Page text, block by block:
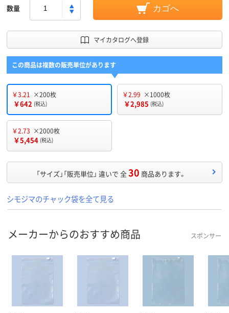
数量 カゴへ
マイカタログへ登録
この商品は複数の販売単位があります
￥3.21 ×200枚
￥642 (税込)
￥2.99 ×1000枚
￥2,985 (税込)
￥2.73 ×2000枚
￥5,454 (税込)
「サイズ」「販売単位」 違いで 全30 商品あります。
シモジマのチャック袋を全て見る
メーカーからのおすすめ商品 スポンサー